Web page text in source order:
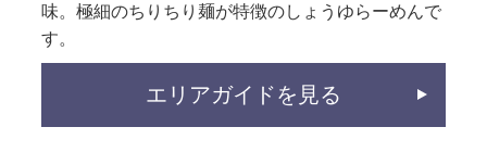
味。極細のちりちり麺が特徴のしょうゆらーめんで
す。
エリアガイドを見る